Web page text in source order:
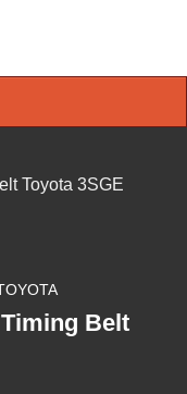
Belt